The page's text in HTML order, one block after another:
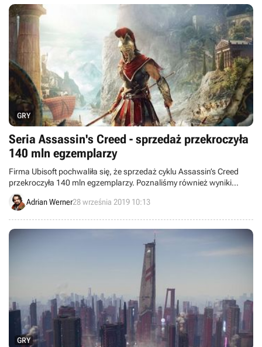
GRY
Seria Assassin's Creed - sprzedaż przekroczyła
140 mln egzemplarzy
Firma Ubisoft pochwaliła się, że sprzedaż cyklu Assassin’s Creed
przekroczyła 140 mln egzemplarzy. Poznaliśmy również wyniki
innych marek wydawcy, takich jak Far Cry, Just Dance czy Splinter
Cell. Adrian Werner28 września 2019 10:13
GRY